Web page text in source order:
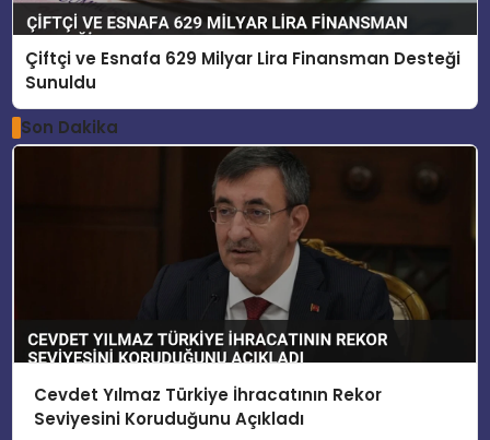
Çiftçi ve Esnafa 629 Milyar Lira Finansman Desteği
Sunuldu
Son Dakika
Cevdet Yılmaz Türkiye İhracatının Rekor
Seviyesini Koruduğunu Açıkladı